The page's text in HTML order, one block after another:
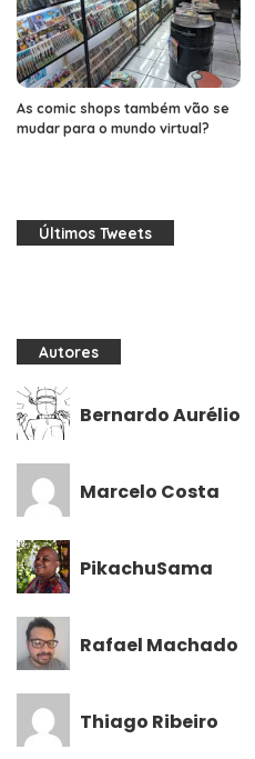
As comic shops também vão se
mudar para o mundo virtual?
Últimos Tweets
Autores
Bernardo Aurélio
Marcelo Costa
PikachuSama
Rafael Machado
Thiago Ribeiro